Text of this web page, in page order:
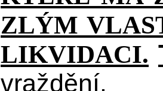
ZLÝM
LIKVIDACI.
vraždění.